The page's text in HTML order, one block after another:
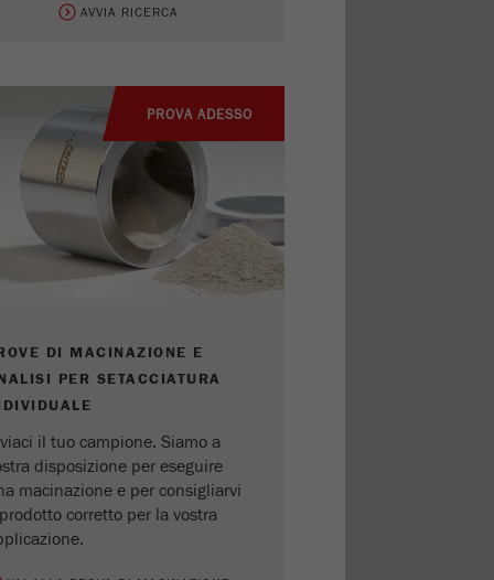
AVVIA RICERCA
PROVA ADESSO
DI MACINAZIONE E
PER SETACCIATURA
il tuo campione. Siamo a
disposizione per eseguire
macinazione e per consigliarvi
corretto per la vostra